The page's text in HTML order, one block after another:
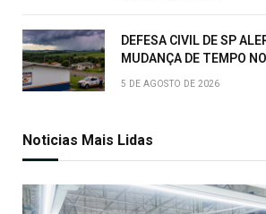
DEFESA CIVIL DE SP
MUDANÇA DE TEMPO
5 DE AGOSTO DE 2026
Noticias Mais Lidas